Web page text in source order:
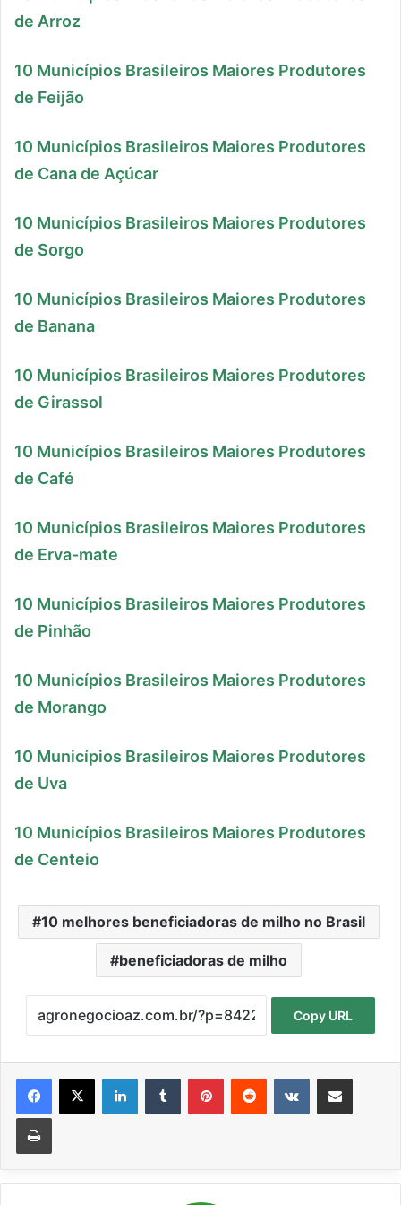
de Arroz
10 Municípios Brasileiros Maiores Produtores
de Feijão
10 Municípios Brasileiros Maiores Produtores
de Cana de Açúcar
10 Municípios Brasileiros Maiores Produtores
de Sorgo
10 Municípios Brasileiros Maiores Produtores
de Banana
10 Municípios Brasileiros Maiores Produtores
de Girassol
10 Municípios Brasileiros Maiores Produtores
de Café
10 Municípios Brasileiros Maiores Produtores
de Erva-mate
10 Municípios Brasileiros Maiores Produtores
de Pinhão
10 Municípios Brasileiros Maiores Produtores
de Morango
10 Municípios Brasileiros Maiores Produtores
de Uva
10 Municípios Brasileiros Maiores Produtores
de Centeio
10 melhores beneficiadoras de milho no Brasil
beneficiadoras de milho
Copy URL
LinkedinTumblr PinterestReddit VK Compartilhar via e-mail
Imprimir